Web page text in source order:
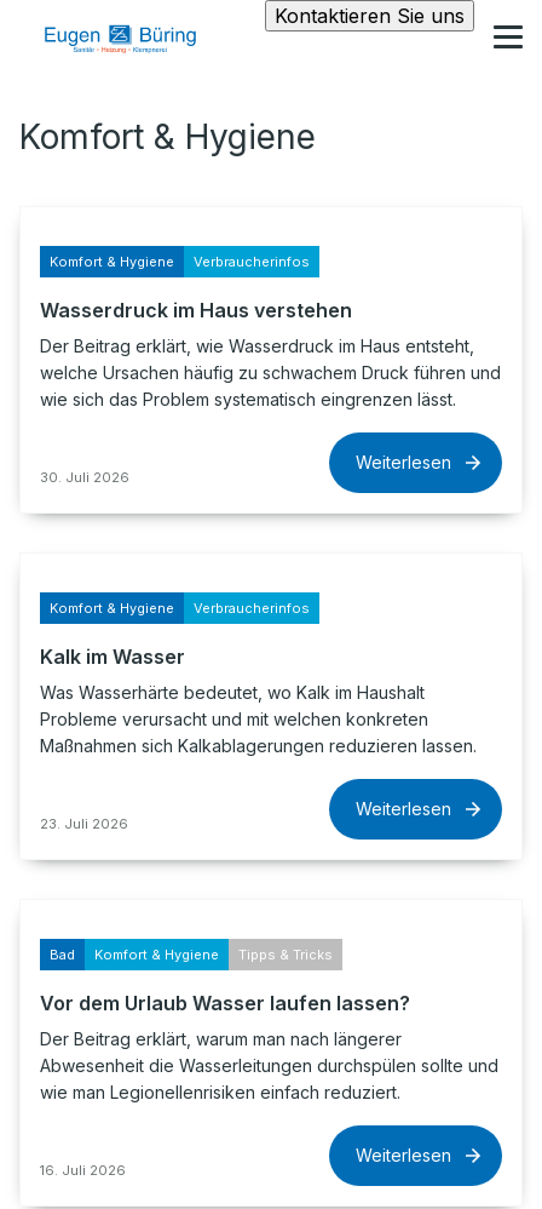
Kontaktieren Sie uns
Komfort & Hygiene
Komfort & Hygiene Verbraucherinfos
Wasserdruck im Haus verstehen
Der Beitrag erklärt, wie Wasserdruck im Haus entsteht,
welche Ursachen häufig zu schwachem Druck führen und
wie sich das Problem systematisch eingrenzen lässt.
30. Juli 2026
Weiterlesen
Komfort & Hygiene Verbraucherinfos
Kalk im Wasser
Was Wasserhärte bedeutet, wo Kalk im Haushalt
Probleme verursacht und mit welchen konkreten
Maßnahmen sich Kalkablagerungen reduzieren lassen.
23. Juli 2026
Weiterlesen
Bad Komfort & Hygiene Tipps & Tricks
Vor dem Urlaub Wasser laufen lassen?
Der Beitrag erklärt, warum man nach längerer
Abwesenheit die Wasserleitungen durchspülen sollte und
wie man Legionellenrisiken einfach reduziert.
16. Juli 2026
Weiterlesen